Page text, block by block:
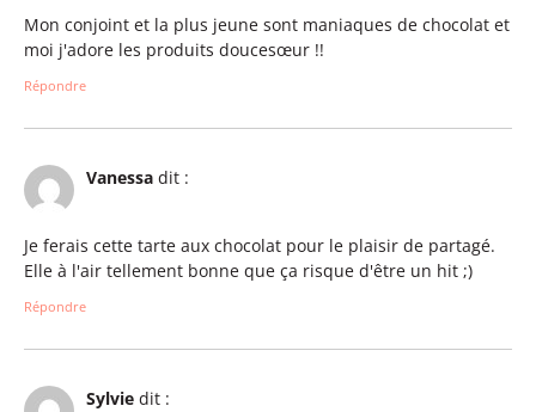
Mon conjoint et la plus jeune sont maniaques de chocolat et
moi j'adore les produits doucesœur !!
Répondre
Vanessa dit :
Je ferais cette tarte aux chocolat pour le plaisir de partagé.
Elle à l'air tellement bonne que ça risque d'être un hit ;)
Répondre
Sylvie dit :